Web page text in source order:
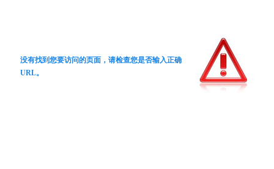
没有找到您要访问的页面，请检查您是否输入正确
URL。